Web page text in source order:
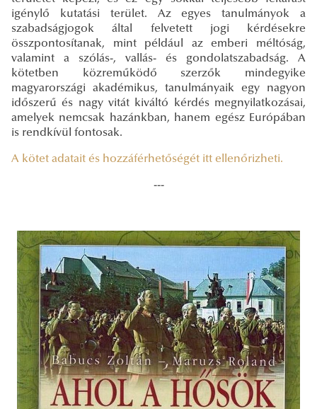
igénylő kutatási terület. Az egyes tanulmányok a
szabadságjogok által felvetett jogi kérdésekre
összpontosítanak, mint például az emberi méltóság,
valamint a szólás-, vallás- és gondolatszabadság. A
kötetben közreműködő szerzők mindegyike
magyarországi akadémikus, tanulmányaik egy nagyon
időszerű és nagy vitát kiváltó kérdés megnyilatkozásai,
amelyek nemcsak hazánkban, hanem egész Európában
is rendkívül fontosak.
A kötet adatait és hozzáférhetőségét itt ellenőrizheti.
---